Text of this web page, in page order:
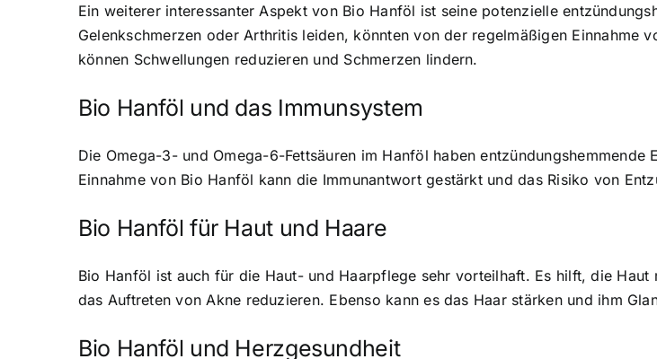
Ein weiterer interessanter Aspekt von Bio Hanföl ist seine potenzielle
Gelenkschmerzen oder Arthritis leiden, könnten von der regelmäßigen Einnahme
können Schwellungen reduzieren und Schmerzen lindern.
Bio Hanföl und das Immunsystem
Die Omega-3- und Omega-6-Fettsäuren im Hanföl haben
Einnahme von Bio Hanföl kann die Immunantwort gestärkt und das Risiko von
Bio Hanföl für Haut und Haare
Bio Hanföl ist auch für die Haut- und Haarpflege sehr vorteilhaft. Es hilft, die
das Auftreten von Akne reduzieren. Ebenso kann es das Haar stärken und ihm
Bio Hanföl und Herzgesundheit